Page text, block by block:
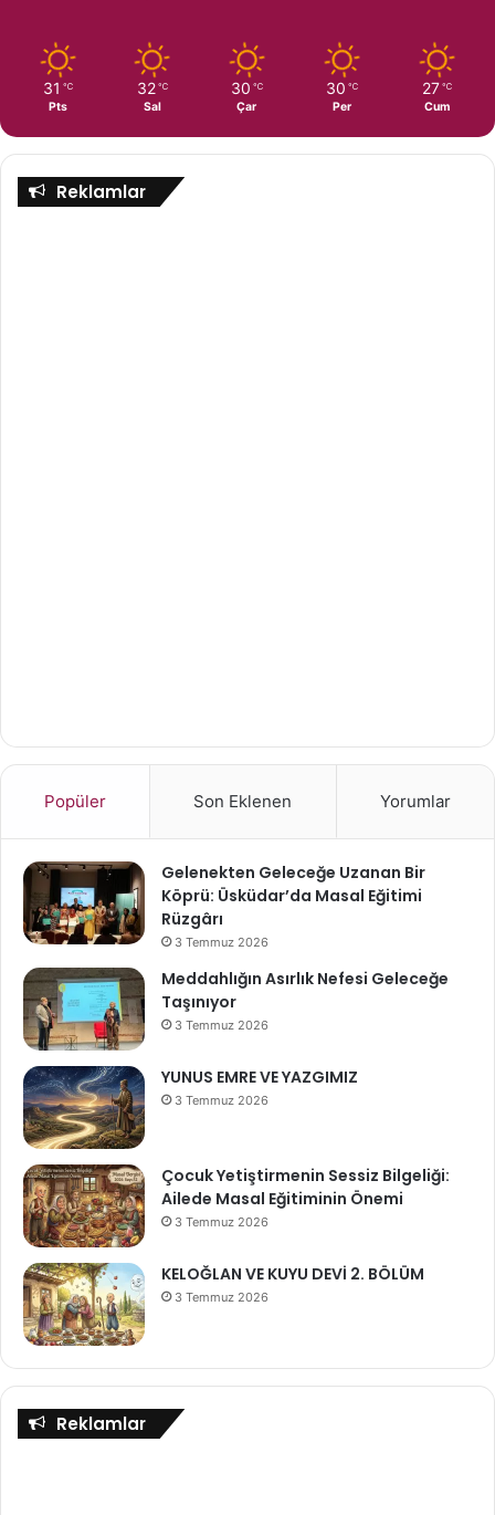
31 ℃
Pts
32 ℃
Sal
30 ℃
Çar
30 ℃
Per
27 ℃
Cum
Reklamlar
Popüler Son Eklenen Yorumlar
Gelenekten Geleceğe Uzanan Bir
Köprü: Üsküdar’da Masal Eğitimi
Rüzgârı
3 Temmuz 2026
Meddahlığın Asırlık Nefesi Geleceğe
Taşınıyor
3 Temmuz 2026
YUNUS EMRE VE YAZGIMIZ
3 Temmuz 2026
Çocuk Yetiştirmenin Sessiz Bilgeliği:
Ailede Masal Eğitiminin Önemi
3 Temmuz 2026
KELOĞLAN VE KUYU DEVİ 2. BÖLÜM
3 Temmuz 2026
Reklamlar